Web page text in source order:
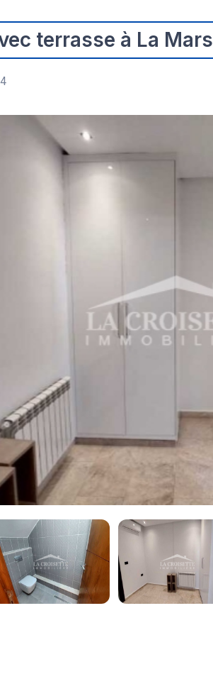
terrasse à La Mars